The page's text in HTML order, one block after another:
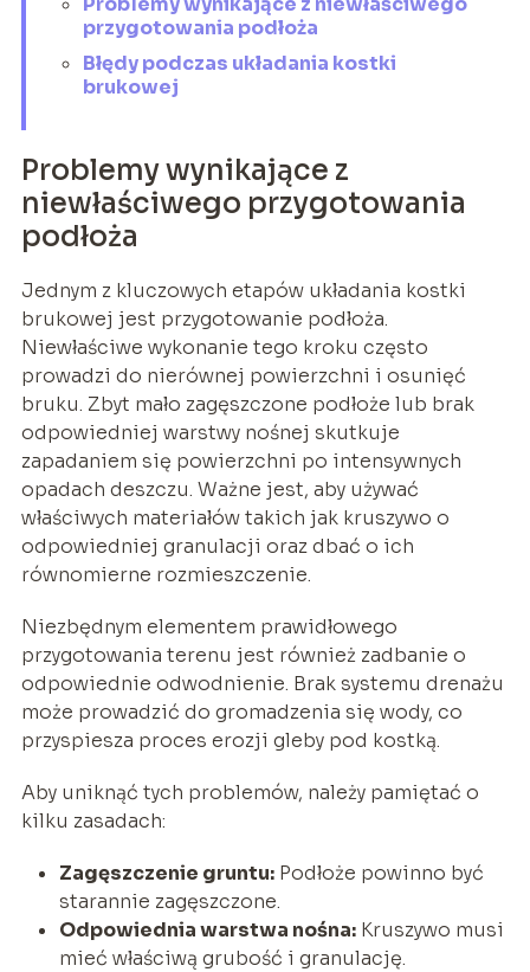
przygotowania podłoża
Błędy podczas układania kostki
brukowej
Problemy wynikające z
niewłaściwego przygotowania
podłoża
Jednym z kluczowych etapów układania kostki
brukowej jest przygotowanie podłoża.
Niewłaściwe wykonanie tego kroku często
prowadzi do nierównej powierzchni i osunięć
bruku. Zbyt mało zagęszczone podłoże lub brak
odpowiedniej warstwy nośnej skutkuje
zapadaniem się powierzchni po intensywnych
opadach deszczu. Ważne jest, aby używać
właściwych materiałów takich jak kruszywo o
odpowiedniej granulacji oraz dbać o ich
równomierne rozmieszczenie.
Niezbędnym elementem prawidłowego
przygotowania terenu jest również zadbanie o
odpowiednie odwodnienie. Brak systemu drenażu
może prowadzić do gromadzenia się wody, co
przyspiesza proces erozji gleby pod kostką.
Aby uniknąć tych problemów, należy pamiętać o
kilku zasadach:
Zagęszczenie gruntu:Podłoże powinno być
starannie zagęszczone.
Odpowiednia warstwa nośna:Kruszywo musi
mieć właściwą grubość i granulację.